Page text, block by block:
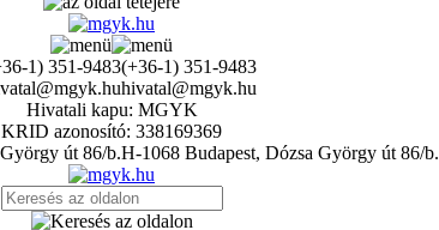
(+36-1) 351-9483
hivatal@mgyk.hu
Hivatali kapu: MGYK
KRID azonosító: 338169369
H-1068 Budapest, Dózsa György út 86/b.